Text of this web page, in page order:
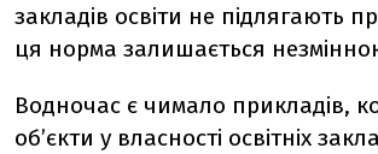
закладів освіти не підлягають
ця норма залишається
Водночас є чимало прикладів,
об’єкти у власності освітніх